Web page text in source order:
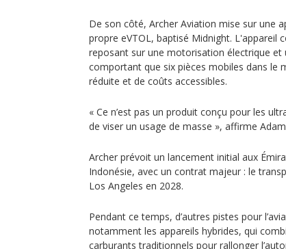
De son côté, Archer Aviation mise sur une
propre eVTOL, baptisé Midnight. L'appareil
reposant sur une motorisation électrique et
comportant que six pièces mobiles dans le
réduite et de coûts accessibles.
« Ce n’est pas un produit conçu pour les
de viser un usage de masse », affirme
Archer prévoit un lancement initial aux
Indonésie, avec un contrat majeur : le
Los Angeles en 2028.
Pendant ce temps, d’autres pistes pour
notamment les appareils hybrides, qui
carburants traditionnels pour rallonger